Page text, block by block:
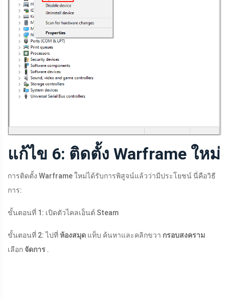
แก้ไข 6: ติดตั้ง Warframe ใหม่
การติดตั้ง Warframe ใหม่ได้รับการพิสูจน์แล้วว่ามีประโยชน์ นี่คือวิธี
การ:
ขั้นตอนที่ 1: เปิดตัวไคลเอ็นต์ Steam
ขั้นตอนที่ 2: ไปที่ห้องสมุด แท็บ ค้นหาและคลิกขวา กรอบสงคราม
เลือกจัดการ .